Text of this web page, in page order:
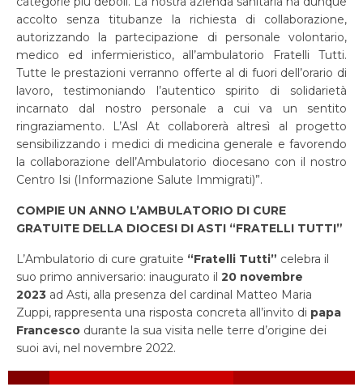
accolto senza titubanze la richiesta di collaborazione,
autorizzando la partecipazione di personale volontario,
medico ed infermieristico, all’ambulatorio Fratelli Tutti.
Tutte le prestazioni verranno offerte al di fuori dell’orario di
lavoro, testimoniando l’autentico spirito di solidarietà
incarnato dal nostro personale a cui va un sentito
ringraziamento. L’Asl At collaborerà altresì al progetto
sensibilizzando i medici di medicina generale e favorendo
la collaborazione dell’Ambulatorio diocesano con il nostro
Centro Isi (Informazione Salute Immigrati)”.
COMPIE UN ANNO L’AMBULATORIO DI CURE
GRATUITE DELLA DIOCESI DI ASTI “FRATELLI TUTTI”
L’Ambulatorio di cure gratuite “Fratelli Tutti” celebra il
suo primo anniversario: inaugurato il 20 novembre
2023 ad Asti, alla presenza del cardinal Matteo Maria
Zuppi, rappresenta una risposta concreta all’invito di papa
Francesco durante la sua visita nelle terre d’origine dei
suoi avi, nel novembre 2022.